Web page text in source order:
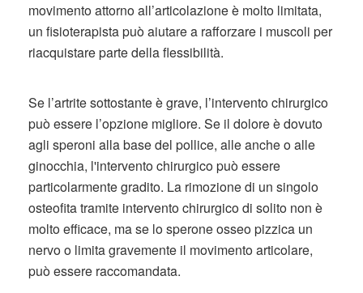
movimento attorno all’articolazione è molto limitata,
un fisioterapista può aiutare a rafforzare i muscoli per
riacquistare parte della flessibilità.
Se l’artrite sottostante è grave, l’intervento chirurgico
può essere l’opzione migliore. Se il dolore è dovuto
agli speroni alla base del pollice, alle anche o alle
ginocchia, l'intervento chirurgico può essere
particolarmente gradito. La rimozione di un singolo
osteofita tramite intervento chirurgico di solito non è
molto efficace, ma se lo sperone osseo pizzica un
nervo o limita gravemente il movimento articolare,
può essere raccomandata.